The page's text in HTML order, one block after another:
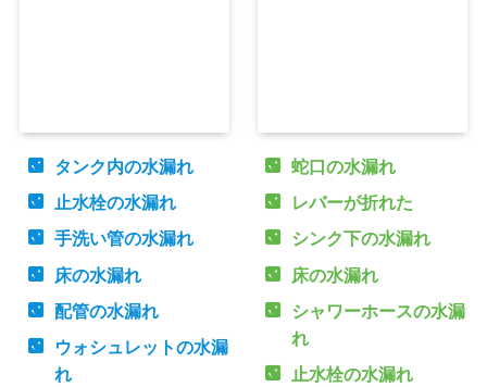
タンク内の水漏れ
止水栓の水漏れ
手洗い管の水漏れ
床の水漏れ
配管の水漏れ
ウォシュレットの水漏
れ
蛇口の水漏れ
レバーが折れた
シンク下の水漏れ
床の水漏れ
シャワーホースの水漏
れ
止水栓の水漏れ